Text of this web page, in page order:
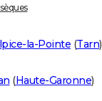
la-Pointe (Tarn)
(Haute-Garonne)